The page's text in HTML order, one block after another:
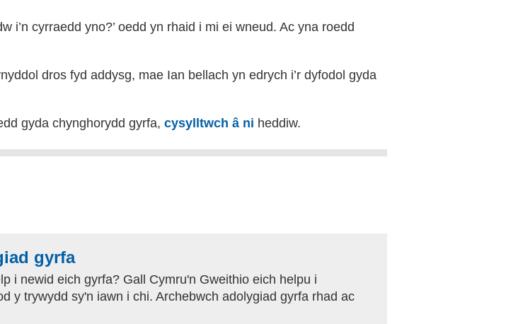
i’n cyrraedd yno?’ oedd yn rhaid i mi ei wneud. Ac yna roedd
dros fyd addysg, mae Ian bellach yn edrych i’r dyfodol gyda
gyda chynghorydd gyrfa, cysylltwch â ni heddiw.
gyrfa
i newid eich gyrfa? Gall Cymru'n Gweithio eich helpu i
y trywydd sy'n iawn i chi. Archebwch adolygiad gyrfa rhad ac